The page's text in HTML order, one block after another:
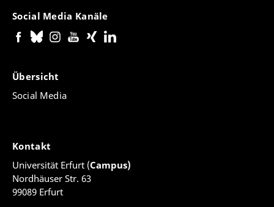
Social Media Kanäle
Übersicht
Social Media
Kontakt
Universität Erfurt (Campus)
Nordhäuser Str. 63
99089 Erfurt